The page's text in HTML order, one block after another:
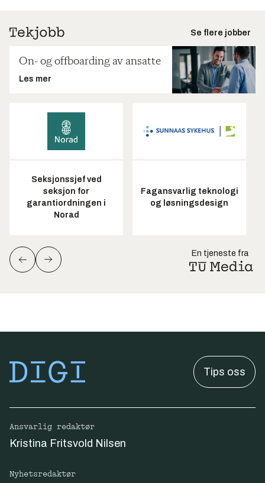
Se flere jobber
On- og offboarding av ansatte
Les mer
Seksjonssjef ved
seksjon for
garantiordningen i
Norad
Fagansvarlig teknologi
og løsningsdesign
En tjeneste fra
Tips oss
Ansvarlig redaktør
Kristina Fritsvold Nilsen
Nyhetsredaktør